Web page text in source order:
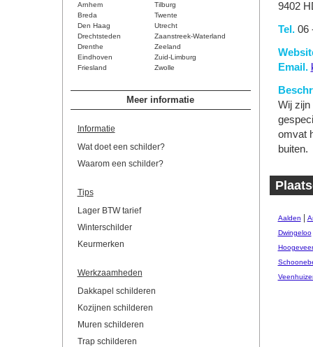
Arnhem
Tilburg
Breda
Twente
Den Haag
Utrecht
Drechtsteden
Zaanstreek-Waterland
Drenthe
Zeeland
Eindhoven
Zuid-Limburg
Friesland
Zwolle
Meer informatie
Informatie
Wat doet een schilder?
Waarom een schilder?
Tips
Lager BTW tarief
Winterschilder
Keurmerken
Werkzaamheden
Dakkapel schilderen
Kozijnen schilderen
Muren schilderen
Trap schilderen
9402
Tel.06
Email.
Wij zijn
omvat
buiten.
Aalden
Dwingeloo